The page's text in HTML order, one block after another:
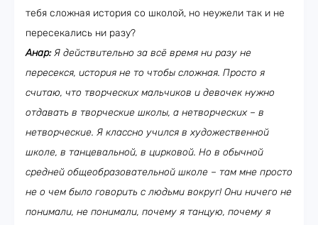
тебя сложная история со школой, но неужели так и не
пересекались ни разу?
Анар:Я действительно за всё время ни разу не
пересекся, история не то чтобы сложная. Просто я
считаю, что творческих мальчиков и девочек нужно
отдавать в творческие школы, а нетворческих – в
нетворческие. Я классно учился в художественной
школе, в танцевальной, в цирковой. Но в обычной
средней общеобразовательной школе – там мне просто
не о чем было говорить с людьми вокруг! Они ничего не
понимали, не понимали, почему я танцую, почему я